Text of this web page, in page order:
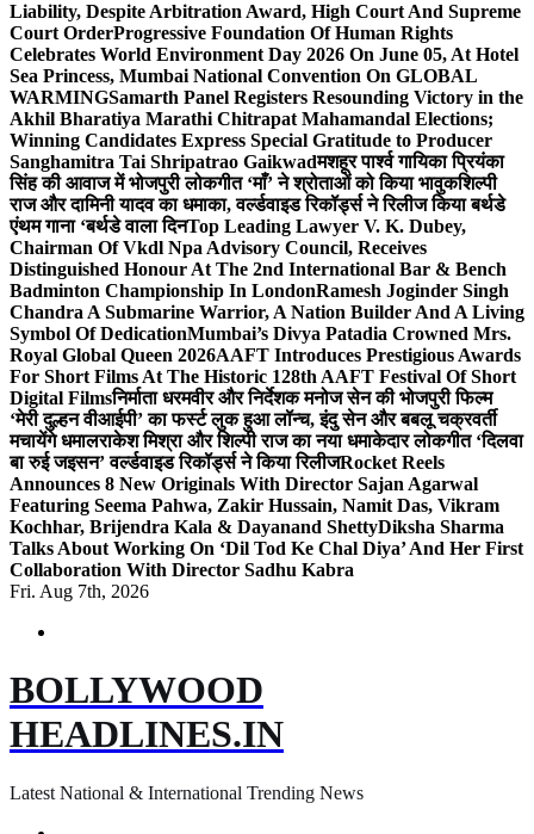
Liability, Despite Arbitration Award, High Court And Supreme
Court OrderProgressive Foundation Of Human Rights
Celebrates World Environment Day 2026 On June 05, At Hotel
Sea Princess, Mumbai National Convention On GLOBAL
WARMINGSamarth Panel Registers Resounding Victory in the
Akhil Bharatiya Marathi Chitrapat Mahamandal Elections;
Winning Candidates Express Special Gratitude to Producer
Sanghamitra Tai Shripatrao Gaikwadमशहूर पार्श्व गायिका प्रियंका
सिंह की आवाज में भोजपुरी लोकगीत ‘माँ’ ने श्रोताओं को किया भावुकशिल्पी
राज और दामिनी यादव का धमाका, वर्ल्डवाइड रिकॉर्ड्स ने रिलीज किया बर्थडे
एंथम गाना ‘बर्थडे वाला दिनTop Leading Lawyer V. K. Dubey,
Chairman Of Vkdl Npa Advisory Council, Receives
Distinguished Honour At The 2nd International Bar & Bench
Badminton Championship In LondonRamesh Joginder Singh
Chandra A Submarine Warrior, A Nation Builder And A Living
Symbol Of DedicationMumbai’s Divya Patadia Crowned Mrs.
Royal Global Queen 2026AAFT Introduces Prestigious Awards
For Short Films At The Historic 128th AAFT Festival Of Short
Digital Filmsनिर्माता धरमवीर और निर्देशक मनोज सेन की भोजपुरी फिल्म
‘मेरी दुल्हन वीआईपी’ का फर्स्ट लुक हुआ लॉन्च, इंदु सेन और बबलू चक्रवर्ती
मचायेंगे धमालराकेश मिश्रा और शिल्पी राज का नया धमाकेदार लोकगीत ‘दिलवा
बा रुई जइसन’ वर्ल्डवाइड रिकॉर्ड्स ने किया रिलीजRocket Reels
Announces 8 New Originals With Director Sajan Agarwal
Featuring Seema Pahwa, Zakir Hussain, Namit Das, Vikram
Kochhar, Brijendra Kala & Dayanand ShettyDiksha Sharma
Talks About Working On ‘Dil Tod Ke Chal Diya’ And Her First
Collaboration With Director Sadhu Kabra
Fri. Aug 7th, 2026
BOLLYWOOD
HEADLINES.IN
Latest National & International Trending News